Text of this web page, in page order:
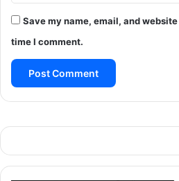
Save my name, email, and
time I comment.